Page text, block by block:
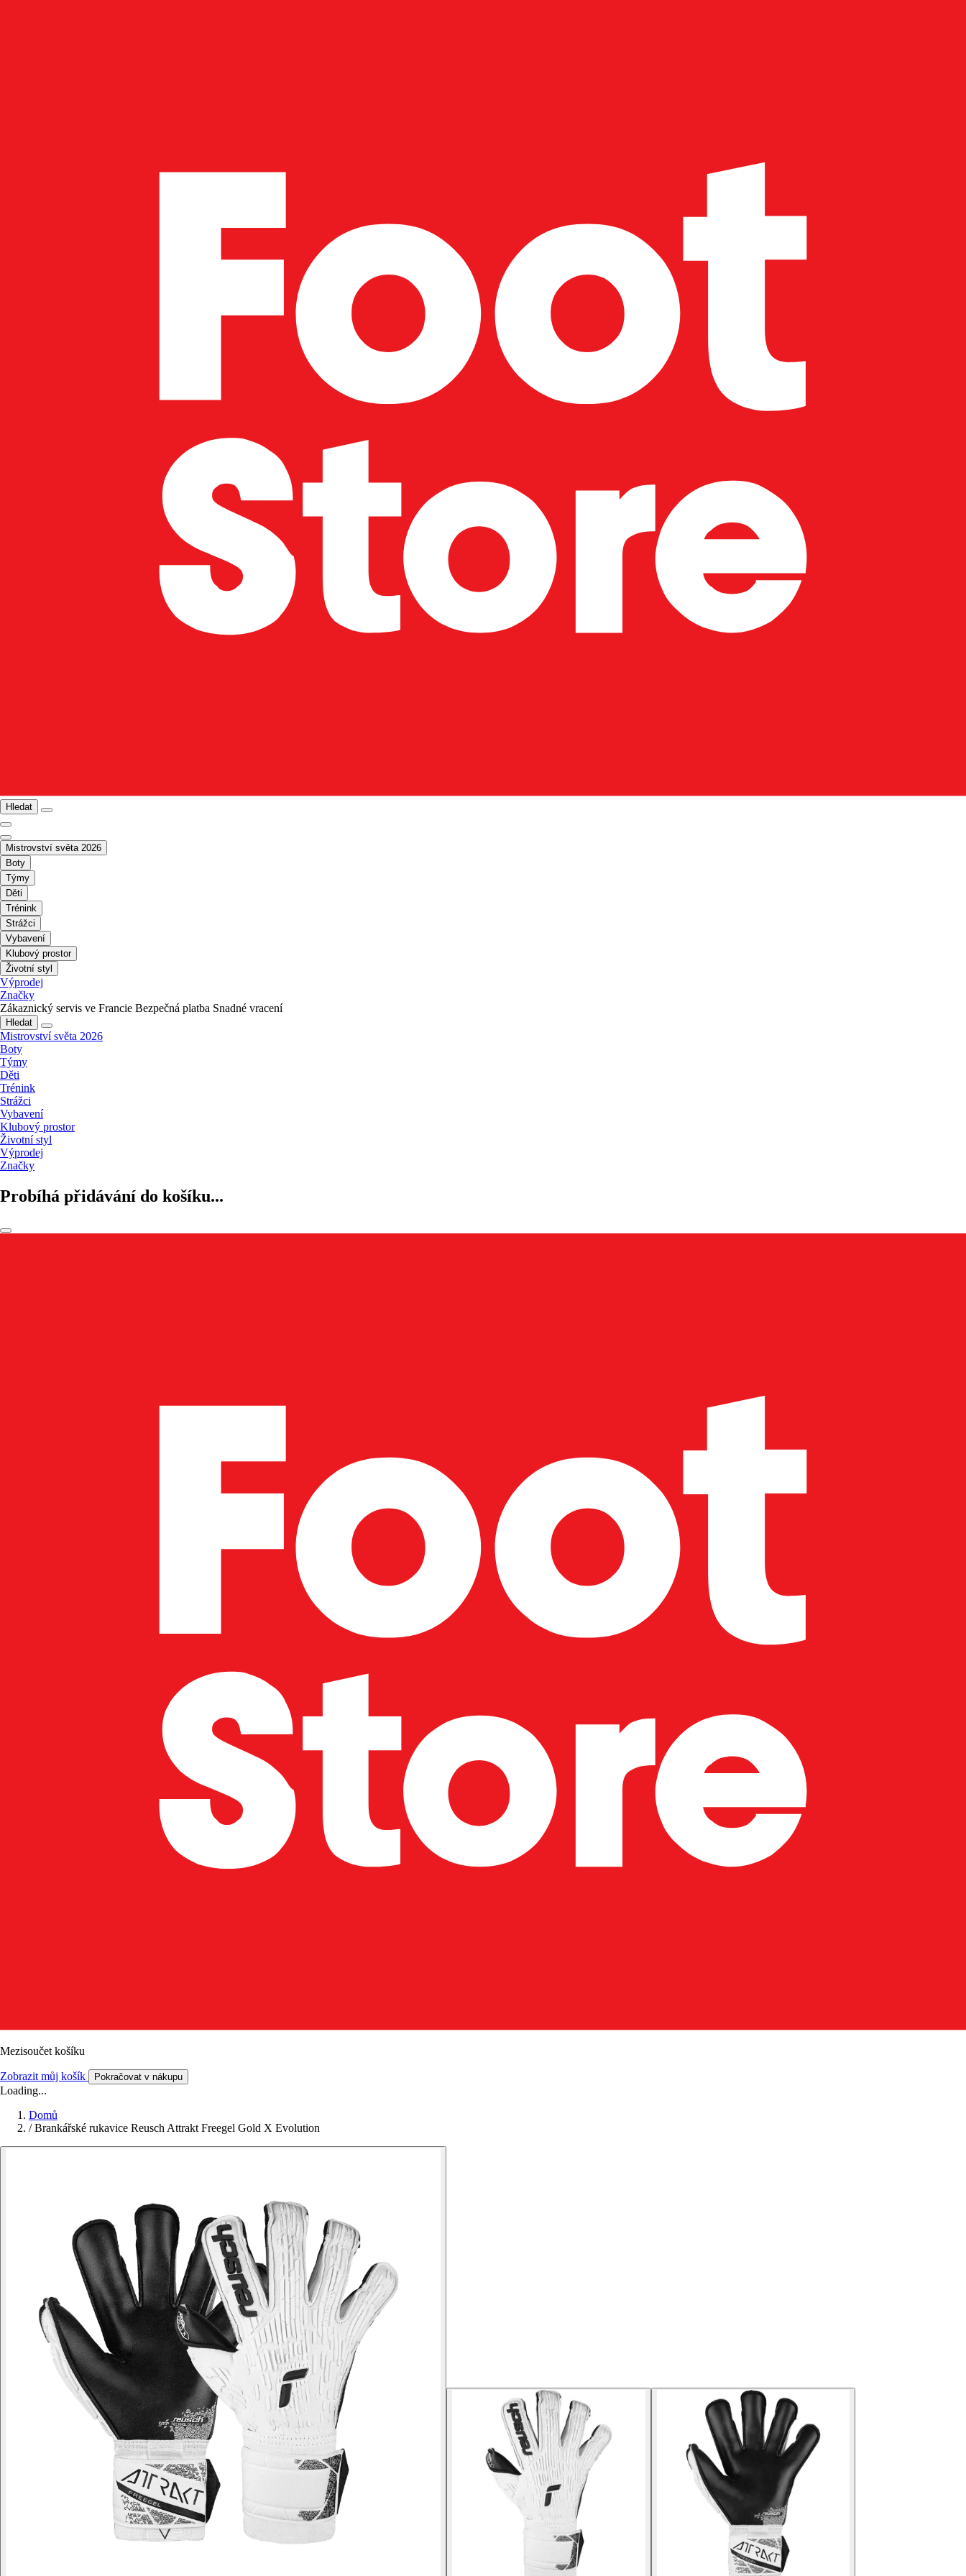
Hledat
Mistrovství světa 2026
Boty
Týmy
Děti
Trénink
Strážci
Vybavení
Klubový prostor
Životní styl
Výprodej
Značky
Zákaznický servis ve Francie Bezpečná platba Snadné vracení
Hledat
Mistrovství světa 2026
Boty
Týmy
Děti
Trénink
Strážci
Vybavení
Klubový prostor
Životní styl
Výprodej
Značky
Probíhá přidávání do košíku...
Mezisoučet košíku
Zobrazit můj košík Pokračovat v nákupu
Loading...
Domů
/ Brankářské rukavice Reusch Attrakt Freegel Gold X Evolution